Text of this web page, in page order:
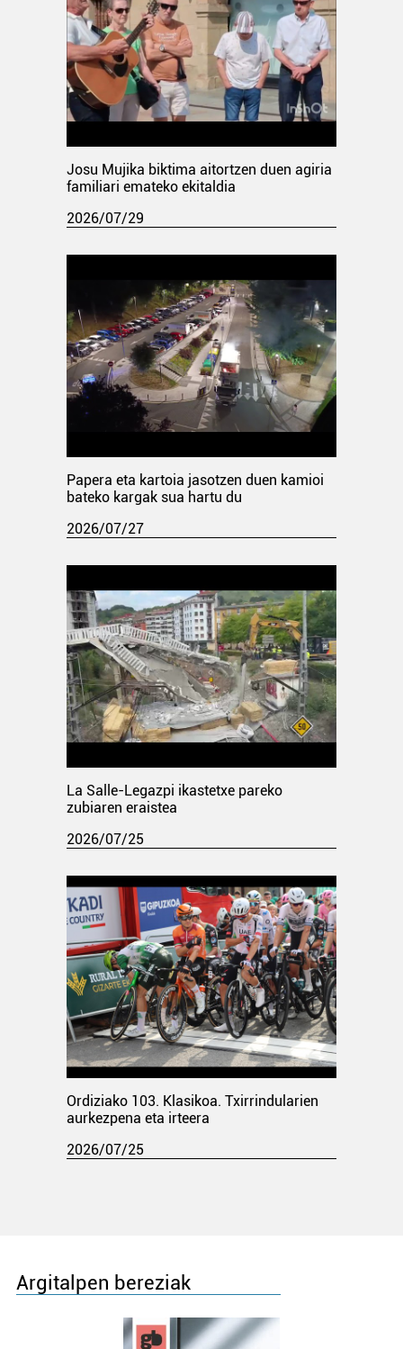
Josu Mujika biktima aitortzen duen agiria
familiari emateko ekitaldia
2026/07/29
Papera eta kartoia jasotzen duen kamioi
bateko kargak sua hartu du
2026/07/27
La Salle-Legazpi ikastetxe pareko
zubiaren eraistea
2026/07/25
Ordiziako 103. Klasikoa. Txirrindularien
aurkezpena eta irteera
2026/07/25
Argitalpen bereziak